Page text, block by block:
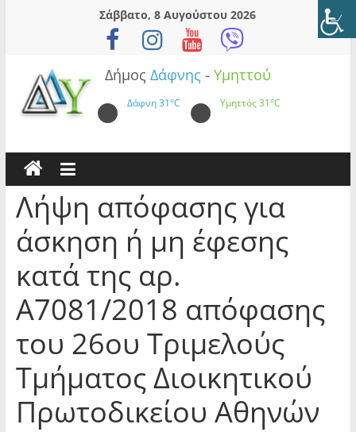
Σάββατο, 8 Αυγούστου 2026
Δήμος Δάφνης - Υμηττού
Δάφνη31°C Υμηττός31°C
Λήψη απόφασης για
άσκηση ή μη έφεσης
κατά της αρ.
Α7081/2018 απόφασης
του 26ου Τριμελούς
Τμήματος Διοικητικού
Πρωτοδικείου Αθηνών